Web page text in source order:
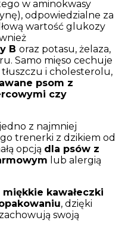
w aminokwasy
odpowiedzialne za
wartość glukozy
B oraz potasu, żelaza,
Samo mięso cechuje
tłuszczu i cholesterolu,
psom z
czy
z najmniej
trenerki z dzikiem od
opcją dla psów z
lub alergią
miękkie kawałeczki
, dzięki
swoją